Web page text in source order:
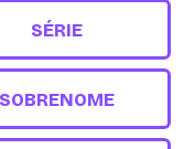
SÉRIE
SOBRENOME